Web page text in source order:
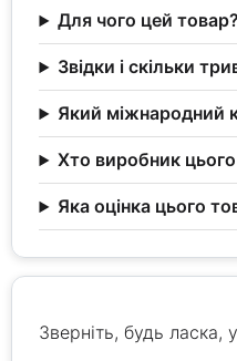
Для чого цей товар?
Звідки і скільки
Який міжнародний
Хто виробник
Яка оцінка цього
Зверніть, будь ласка,